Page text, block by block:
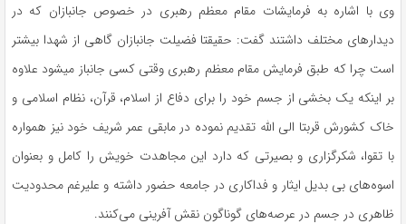
وی با اشاره به فرمایشات مقام معظم رهبری در خصوص جانبازان که در
دیدارهای مختلف داشتند گفت: حقیقتا فضیلت جانبازان گاهی از شهدا بیشتر
است چرا که طبق فرمایش مقام معظم رهبری وقتی کسی جانباز میشود علاوه
بر اینکه یک بخشی از جسم خود را برای دفاع از اسلام، قرآن، نظام اسلامی و
خاک کشورش قربتا الی الله تقدیم نموده در مابقی عمر شریف خود نیز همواره
با تقوا، شکرگزاری و بصیرتی که دارد این مجاهدت خویش را کامل و بعنوان
اسوه‌های بی بدیل ایثار و فداکاری در جامعه حضور داشته و علیرغم محدودیت
ظاهری در جسم در عرصه‌های گوناگون نقش آفرینی می‌کنند.